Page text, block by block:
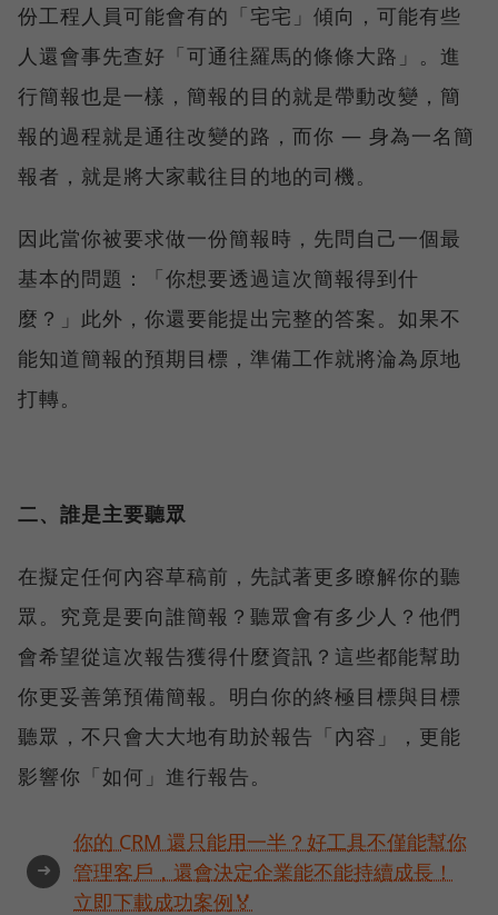
份工程人員可能會有的「宅宅」傾向，可能有些
人還會事先查好「可通往羅馬的條條大路」。進
行簡報也是一樣，簡報的目的就是帶動改變，簡
報的過程就是通往改變的路，而你 — 身為一名簡
報者，就是將大家載往目的地的司機。
因此當你被要求做一份簡報時，先問自己一個最
基本的問題：「你想要透過這次簡報得到什
麼？」此外，你還要能提出完整的答案。如果不
能知道簡報的預期目標，準備工作就將淪為原地
打轉。
二、誰是主要聽眾
在擬定任何內容草稿前，先試著更多瞭解你的聽
眾。究竟是要向誰簡報？聽眾會有多少人？他們
會希望從這次報告獲得什麼資訊？這些都能幫助
你更妥善第預備簡報。明白你的終極目標與目標
聽眾，不只會大大地有助於報告「內容」，更能
影響你「如何」進行報告。
➜
你的 CRM 還只能用一半？好工具不僅能幫你
管理客戶，還會決定企業能不能持續成長！
立即下載成功案例🏅